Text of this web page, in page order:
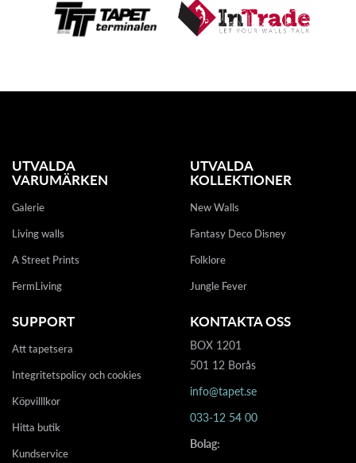
UTVALDA
VARUMÄRKEN
Galerie
Living walls
A Street Prints
FermLiving
UTVALDA
KOLLEKTIONER
New Walls
Fantasy Deco Disney
Folklore
Jungle Fever
SUPPORT
Att tapetsera
Integritetspolicy och cookies
Köpvilllkor
Hitta butik
Kundservice
KONTAKTA OSS
BOX 1201
501 12 Borås
info@tapet.se
033-12 54 00
Bolag: